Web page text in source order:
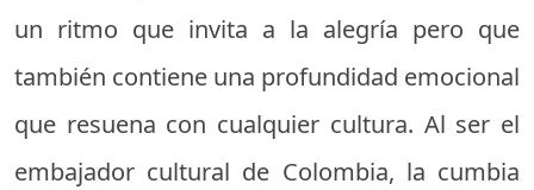
un ritmo que invita a la alegría pero que
también contiene una profundidad emocional
que resuena con cualquier cultura. Al ser el
embajador cultural de Colombia, la cumbia